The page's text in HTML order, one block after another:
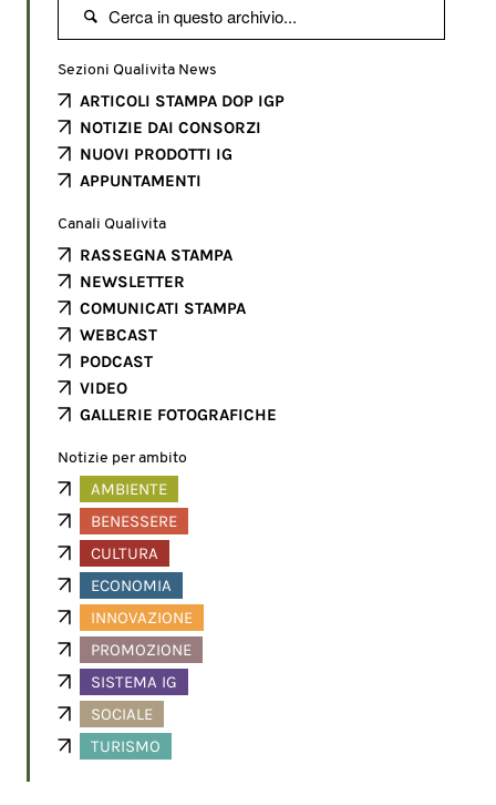

Sezioni Qualivita News
ARTICOLI STAMPA DOP IGP
NOTIZIE DAI CONSORZI
NUOVI PRODOTTI IG
APPUNTAMENTI
Canali Qualivita
RASSEGNA STAMPA
NEWSLETTER
COMUNICATI STAMPA
WEBCAST
PODCAST
VIDEO
GALLERIE FOTOGRAFICHE
Notizie per ambito
AMBIENTE
BENESSERE
CULTURA
ECONOMIA
INNOVAZIONE
PROMOZIONE
SISTEMA IG
SOCIALE
TURISMO